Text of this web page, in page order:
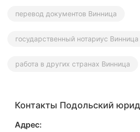
перевод документов Винница
государственный нотариус Винница
работа в других странах Винница
Контакты Подольский
Адрес: